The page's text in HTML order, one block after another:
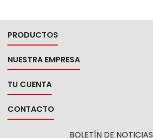
PRODUCTOS
NUESTRA EMPRESA
TU CUENTA
CONTACTO
BOLETÍN DE NOTICIAS